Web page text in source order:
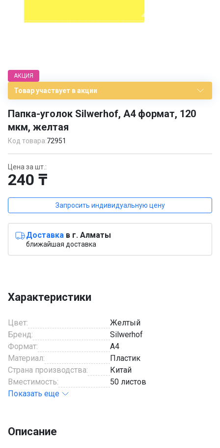
ofАКЦИЯ
Товар участвует в акции
Папка-уголок Silwerhof, А4 формат, 120
мкм, желтая
Код товара:72951
Цена за шт.:
240 ₸
Запросить индивидуальную цену
Доставка в г. Алматы
ближайшая доставка
Характеристики
Цвет:
Желтый
Бренд:
Silwerhof
Формат:
A4
Материал:
Пластик
Страна производства:
Китай
Вместимость:
50 листов
Показать еще
Описание